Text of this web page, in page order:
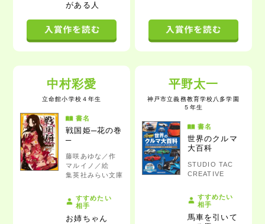
がある人
中村彩愛
立命館小学校 ４年生
書名
戦国姫─花の巻
─
藤咲あゆな／作
マルイノ／絵
集英社みらい文庫
すすめたい
相手
お姉ちゃん
平野太一
神戸市立義務教育学校八多学園
５年生
書名
世界のクルマ
大百科
STUDIO TAC
CREATIVE
すすめたい
相手
馬車を引いて